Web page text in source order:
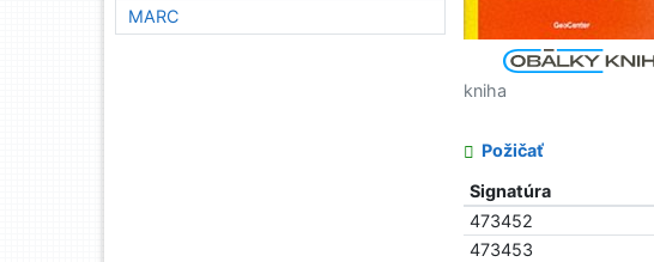
kniha
Požičať
Signatúra
473452
473453
MARC